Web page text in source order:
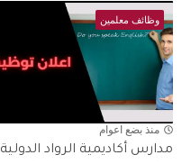
وظائف معلمين
منذ بضع اعوام
مدارس أكاديمية الرواد الدولية